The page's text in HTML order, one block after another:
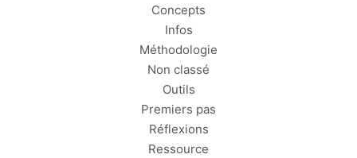
Concepts
Infos
Méthodologie
Non classé
Outils
Premiers pas
Réflexions
Ressource